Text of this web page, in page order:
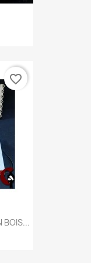
BOIS...
favorite_border